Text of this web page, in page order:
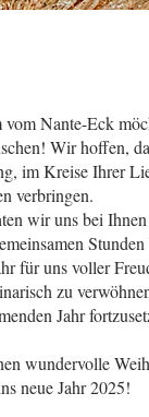
vom Nante-Eck
Wir hoffen,
im Kreise Ihrer
verbringen.
wir uns bei
für uns voller
zu
Jahr
wundervolle
neue Jahr 2025!